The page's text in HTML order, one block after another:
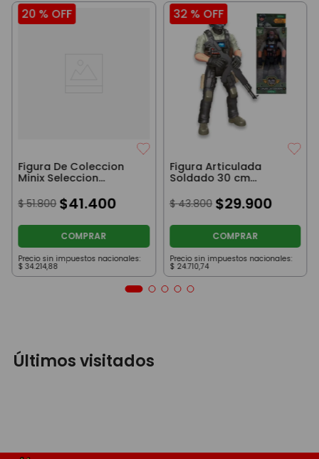
20 % OFF
Figura De Coleccion
Minix Seleccion
Alvarez
$ 51.800 $41.400
COMPRAR
Precio sin impuestos nacionales:
$ 34.214,88
32 % OFF
Figura Articulada
Soldado 30 cm
Antiterrorismo Beige
con Máscara Calavera
$ 43.800 $29.900
COMPRAR
Precio sin impuestos nacionales:
$ 24.710,74
Últimos visitados